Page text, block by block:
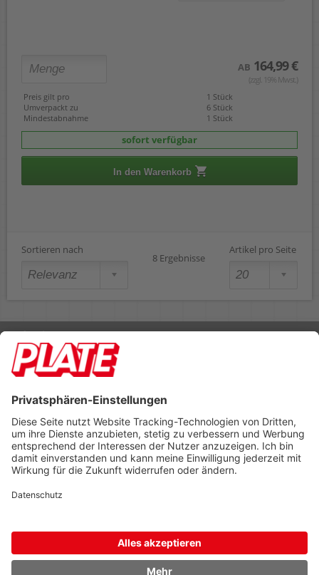
AB 164,99 €
(zzgl. 19% Mwst.)
Preis gilt pro
1 Stück
Umverpackt zu
6 Stück
Mindestabnahme
1 Stück
sofort verfügbar
In den Warenkorb
Sortieren nach
8 Ergebnisse
Artikel pro Seite
Rufen Sie uns an 04298 401-0
Lieferbedingungen Impressum
Footer anzeigen
PLATE Büromaterial Vertriebs GmbH
Hilligenwarf 5